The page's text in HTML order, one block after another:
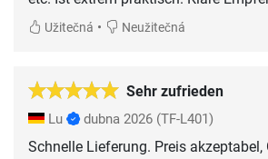
Užitečná • Neužitečná
Sehr zufrieden
Lu dubna 2026 (TF-L401)
Schnelle Lieferung. Preis akzeptabel,